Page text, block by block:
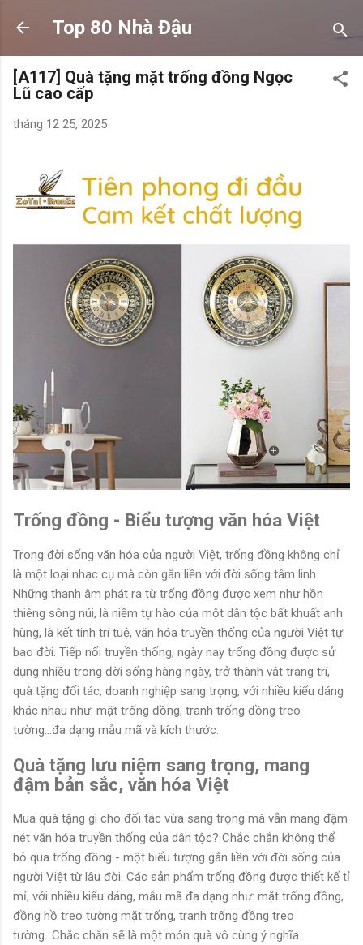
Chuyển đến nội dung chính
Top 80 Nhà Đậu
[A117] Quà tặng mặt trống đồng Ngọc
Lũ cao cấp
tháng 12 25, 2025
Trống đồng - Biểu tượng văn hóa Việt
Trong đời sống văn hóa của người Việt, trống đồng không chỉ
là một loại nhạc cụ mà còn gắn liền với đời sống tâm linh.
Những thanh âm phát ra từ trống đồng được xem như hồn
thiêng sông núi, là niềm tự hào của một dân tộc bất khuất anh
hùng, là kết tinh trí tuệ, văn hóa truyền thống của người Việt tự
bao đời. Tiếp nối truyền thống, ngày nay trống đồng được sử
dụng nhiều trong đời sống hàng ngày, trở thành vật trang trí,
quà tặng đối tác, doanh nghiệp sang trọng, với nhiều kiểu dáng
khác nhau như: mặt trống đồng, tranh trống đồng treo
tường...đa dạng mẫu mã và kích thước.
Quà tặng lưu niệm sang trọng, mang
đậm bản sắc, văn hóa Việt
Mua quà tặng gì cho đối tác vừa sang trọng mà vẫn mang đậm
nét văn hóa truyền thống của dân tộc? Chắc chắn không thể
bỏ qua trống đồng - một biểu tượng gắn liền với đời sống của
người Việt từ lâu đời. Các sản phẩm trống đồng được thiết kế tỉ
mỉ, với nhiều kiểu dáng, mẫu mã đa dạng như: mặt trống đồng,
đồng hồ treo tường mặt trống, tranh trống đồng treo
tường...Chắc chắn sẽ là một món quà vô cùng ý nghĩa.